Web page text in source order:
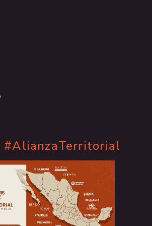
#AlianzaTerritorial